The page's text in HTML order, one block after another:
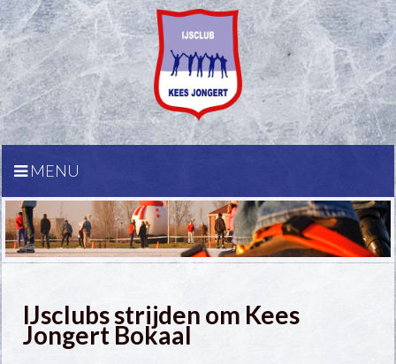
MENU
IJsclubs strijden om Kees
Jongert Bokaal